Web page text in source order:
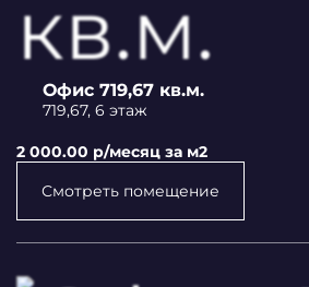
Офис 719,67 кв.м.
719,67, 6 этаж
Смотреть помещение
2 000.00 p/месяц за м2